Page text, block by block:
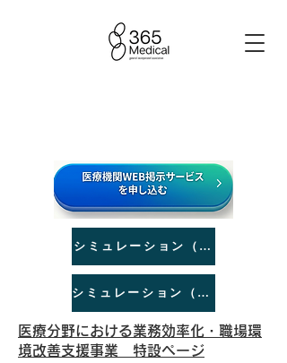
シミュレーション（スマホ版）
シミュレーション（PC版）
医療分野における業務効率化・職場環
境改善支援事業 特設ページ